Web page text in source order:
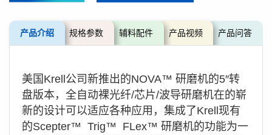
产品介绍 规格参数 辅料配件 产品视频 产品问答
美国 Krell公司新推出的NOVA™ 研磨机的5″转
盘版本，全自动裸光纤/芯片/波导研磨机在的崭
新的设计可以适应各种应用，集成了Krell现有
的Scepter™ Trig™ FLex™ 研磨机的功能为一